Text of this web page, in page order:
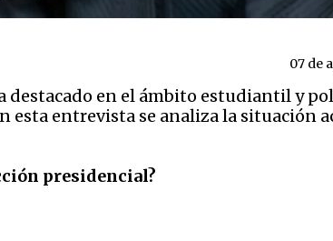
07 de
destacado en el ámbito estudiantil y
esta entrevista se analiza la situación
presidencial?